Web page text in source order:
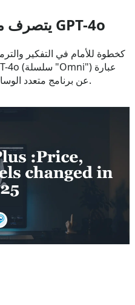
كيفية جعل GPT-5 يتصرف مثل GPT-4o
عن برنامج متعدد الوسائط وسريع وفعال في وقت سابق.